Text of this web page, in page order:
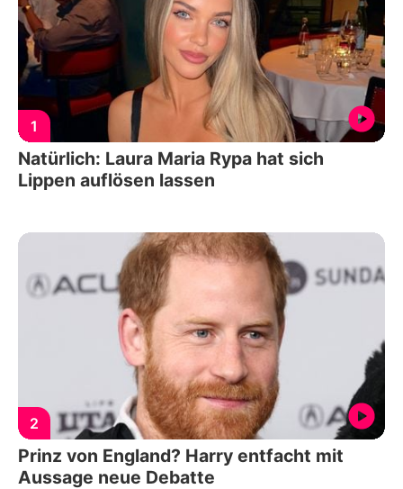
1
Natürlich: Laura Maria Rypa hat sich
Lippen auflösen lassen
2
Prinz von England? Harry entfacht mit
Aussage neue Debatte